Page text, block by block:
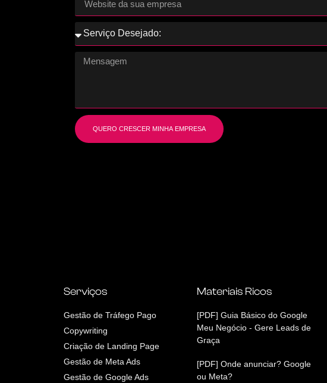
QUERO CRESCER MINHA EMPRESA
Serviços
Gestão de Tráfego Pago
Copywriting
Criação de Landing Page
Gestão de Meta Ads
Gestão de Google Ads
Materiais Ricos
[PDF] Guia Básico do Google
Meu Negócio - Gere Leads de
Graça
[PDF] Onde anunciar? Google
ou Meta?